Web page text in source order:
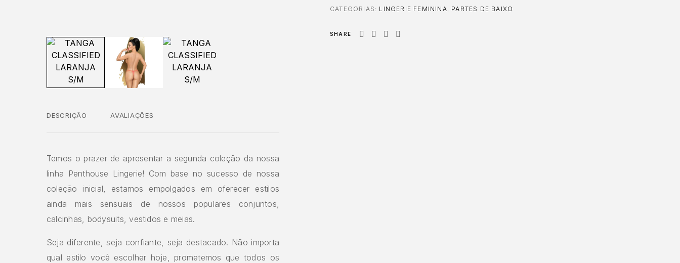
DESCRIÇÃO AVALIAÇÕES
Temos o prazer de apresentar a segunda coleção da nossa
linha Penthouse Lingerie! Com base no sucesso de nossa
coleção inicial, estamos empolgados em oferecer estilos
ainda mais sensuais de nossos populares conjuntos,
calcinhas, bodysuits, vestidos e meias.
Seja diferente, seja confiante, seja destacado. Não importa
qual estilo você escolher hoje, prometemos que todos os
CATEGORIAS: LINGERIE FEMININA, PARTES DE BAIXO
SHARE